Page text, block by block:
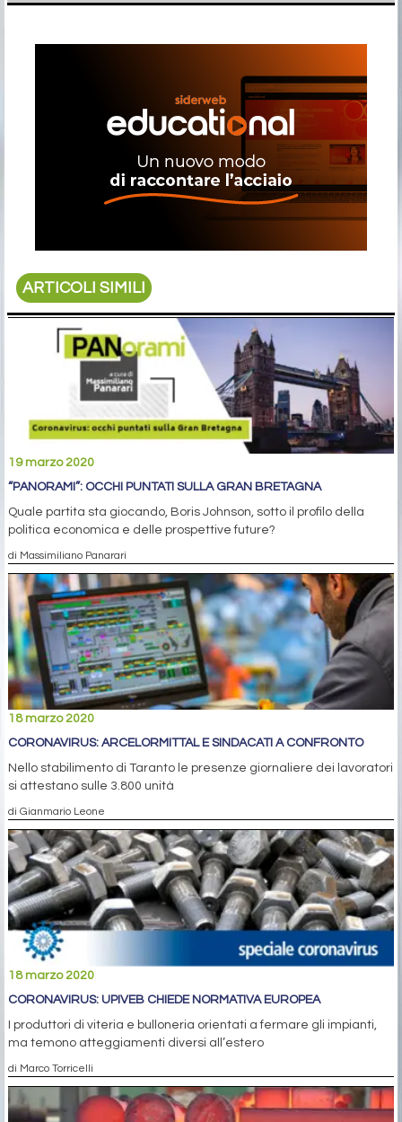
ARTICOLI SIMILI
19 marzo 2020
“PANORAMI”: OCCHI PUNTATI SULLA GRAN BRETAGNA
Quale partita sta giocando, Boris Johnson, sotto il profilo della
politica economica e delle prospettive future?
di Massimiliano Panarari
18 marzo 2020
CORONAVIRUS: ARCELORMITTAL E SINDACATI A CONFRONTO
Nello stabilimento di Taranto le presenze giornaliere dei lavoratori
si attestano sulle 3.800 unità
di Gianmario Leone
18 marzo 2020
CORONAVIRUS: UPIVEB CHIEDE NORMATIVA EUROPEA
I produttori di viteria e bulloneria orientati a fermare gli impianti,
ma temono atteggiamenti diversi all’estero
di Marco Torricelli